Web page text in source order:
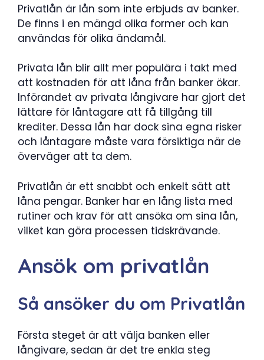
Privatlån är lån som inte erbjuds av banker.
De finns i en mängd olika former och kan
användas för olika ändamål.
Privata lån blir allt mer populära i takt med
att kostnaden för att låna från banker ökar.
Införandet av privata långivare har gjort det
lättare för låntagare att få tillgång till
krediter. Dessa lån har dock sina egna risker
och låntagare måste vara försiktiga när de
överväger att ta dem.
Privatlån är ett snabbt och enkelt sätt att
låna pengar. Banker har en lång lista med
rutiner och krav för att ansöka om sina lån,
vilket kan göra processen tidskrävande.
Ansök om privatlån
Så ansöker du om Privatlån
Första steget är att välja banken eller
långivare, sedan är det tre enkla steg